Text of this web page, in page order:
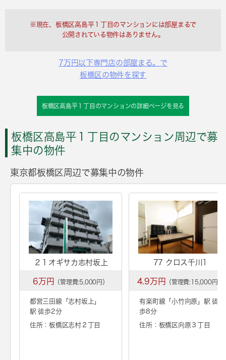
※現在、板橋区高島平１丁目のマンションには部屋まるで
公開されている物件はありません。
7万円以下専門店の部屋まる。で
板橋区の物件を探す
板橋区高島平１丁目のマンションの詳細ページを見る
板橋区高島平１丁目のマンション周辺で募
集中の物件
東京都板橋区周辺で募集中の物件
２１オギサカ志村坂上
6万円 （管理費:5,000円）
都営三田線「 志村坂上 」
駅 徒歩2分
住所：板橋区志村２丁目
77 クロス千川1
4.9万円 （管理費:15,000円）
有楽町線「小竹向原 」駅 徒
歩8分
住所：板橋区向原３丁目